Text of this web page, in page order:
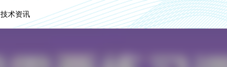
技术资讯